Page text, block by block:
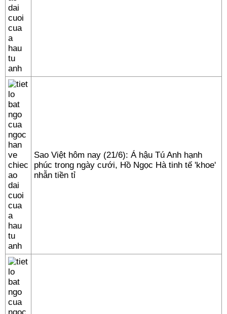
Sao Việt hôm nay (21/6): Á hậu Tú Anh hạnh
phúc trong ngày cưới, Hồ Ngọc Hà tinh tế 'khoe'
nhẫn tiền tỉ